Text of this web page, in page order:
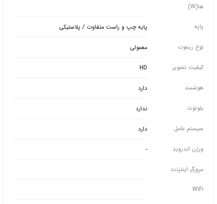
ها(W)
پایه پایه چپ و راست متفاوت / پلاستیکی
نوع ریموت معمولی
کیفیت تصویر HD
هوشمند دارد
بلوتوث ندارد
سیستم عامل دارد
ورژن اندروید -
مرورگر اینترنت
WiFi